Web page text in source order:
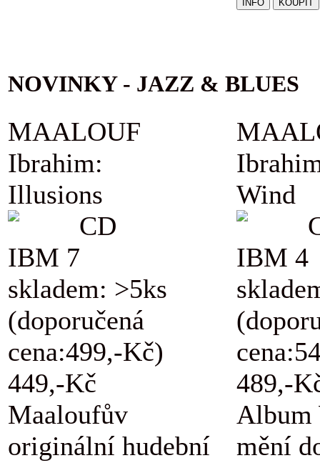
NOVINKY - JAZZ & BLUES
MAALOUF
Ibrahim:
Illusions
CD
IBM 7
skladem: >5ks
(doporučená
cena:499,-Kč)
449,-Kč
Maaloufův
originální hudební
Wind
IBM 4
489,-
Album
mění